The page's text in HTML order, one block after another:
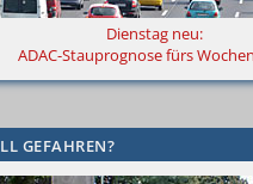
Dienstag neu:
ADAC-Stauprognose fürs
GEFAHREN?